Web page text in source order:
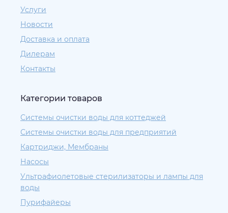
Услуги
Новости
Доставка и оплата
Дилерам
Контакты
Категории товаров
Системы очистки воды для коттеджей
Системы очистки воды для предприятий
Картриджи, Мембраны
Насосы
Ультрафиолетовые стерилизаторы и лампы для
воды
Пурифайеры